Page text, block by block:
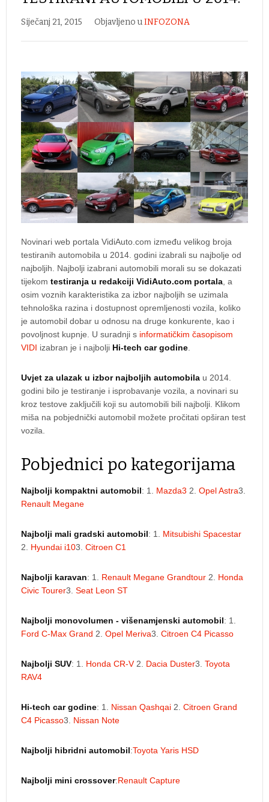
Siječanj 21, 2015 Objavljeno uINFOZONA
Novinari web portala VidiAuto.com između velikog broja
testiranih automobila u 2014. godini izabrali su najbolje od
najboljih. Najbolji izabrani automobili morali su se dokazati
tijekom testiranja u redakciji VidiAuto.com portala, a
osim voznih karakteristika za izbor najboljih se uzimala
tehnološka razina i dostupnost opremljenosti vozila, koliko
je automobil dobar u odnosu na druge konkurente, kao i
povoljnost kupnje. U suradnji s informatičkim časopisom
VIDI izabran je i najbolji Hi-tech car godine.
Uvjet za ulazak u izbor najboljih automobila u 2014.
godini bilo je testiranje i isprobavanje vozila, a novinari su
kroz testove zaključili koji su automobili bili najbolji. Klikom
miša na pobjednički automobil možete pročitati opširan test
vozila.
Pobjednici po kategorijama
Najbolji kompaktni automobil: 1. Mazda3 2. Opel Astra3.
Renault Megane
Najbolji mali gradski automobil: 1. Mitsubishi Spacestar
2. Hyundai i103. Citroen C1
Najbolji karavan: 1. Renault Megane Grandtour 2. Honda
Civic Tourer3. Seat Leon ST
Najbolji monovolumen - višenamjenski automobil: 1.
Ford C-Max Grand 2. Opel Meriva3. Citroen C4 Picasso
Najbolji SUV: 1. Honda CR-V2. Dacia Duster3. Toyota
RAV4
Hi-tech car godine: 1. Nissan Qashqai 2. Citroen Grand
C4 Picasso3. Nissan Note
Najbolji hibridni automobil:Toyota Yaris HSD
Najbolji mini crossover:Renault Capture